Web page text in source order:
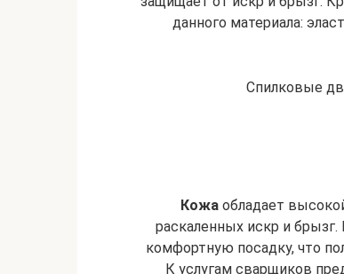
данного материала:
Спилковые
Кожаобладает
раскаленных искр и
комфортную посадку, что
К услугам сварщиков